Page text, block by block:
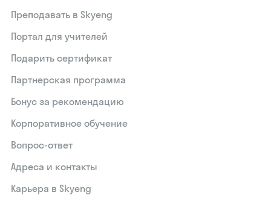
Преподавать в Skyeng
Портал для учителей
Подарить сертификат
Партнерская программа
Бонус за рекомендацию
Корпоративное обучение
Вопрос-ответ
Адреса и контакты
Карьера в Skyeng